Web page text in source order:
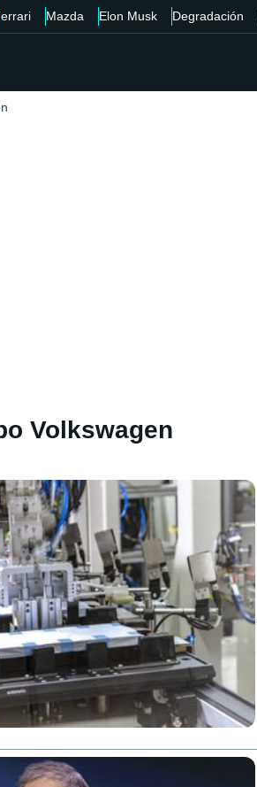
Mazda Elon Musk Degradación
Volkswagen